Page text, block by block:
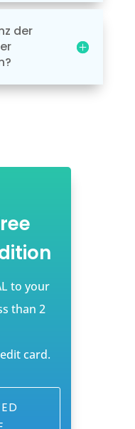
der
to your
than 2
card.